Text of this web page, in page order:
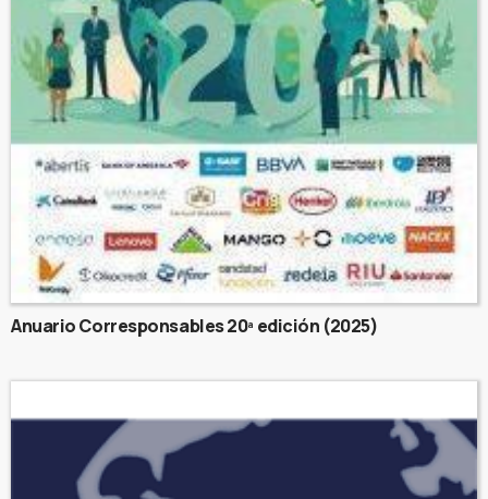
Anuario Corresponsables 20ª edición (2025)